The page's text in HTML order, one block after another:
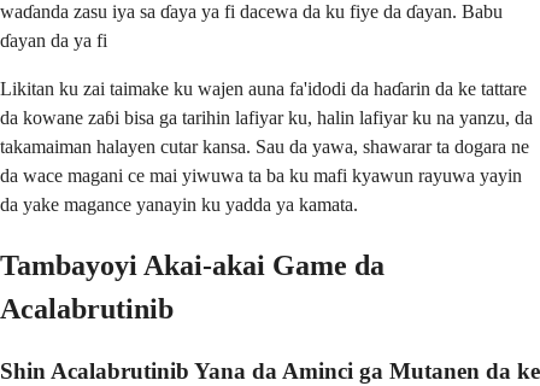
waɗanda zasu iya sa ɗaya ya fi dacewa da ku fiye da ɗayan. Babu
ɗayan da ya fi
Likitan ku zai taimake ku wajen auna fa'idodi da haɗarin da ke tattare
da kowane zaɓi bisa ga tarihin lafiyar ku, halin lafiyar ku na yanzu, da
takamaiman halayen cutar kansa. Sau da yawa, shawarar ta dogara ne
da wace magani ce mai yiwuwa ta ba ku mafi kyawun rayuwa yayin
da yake magance yanayin ku yadda ya kamata.
Tambayoyi Akai-akai Game da
Acalabrutinib
Shin Acalabrutinib Yana da Aminci ga Mutanen da ke